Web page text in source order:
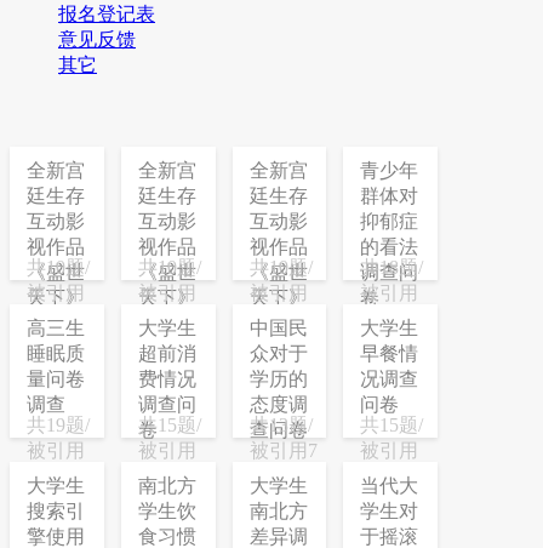
报名登记表
意见反馈
其它
全新宫
廷生存
互动影
视作品
《盛世
天下》
女帝篇
调研问
卷
共10题/
被引用
111次
全新宫
廷生存
互动影
视作品
《盛世
天下》
女帝篇
调研问
卷
共10题/
被引用
76次
全新宫
廷生存
互动影
视作品
《盛世
天下》
女帝篇
调研问
卷
共10题/
被引用
499次
青少年
群体对
抑郁症
的看法
调查问
卷
共18题/
被引用
635次
高三生
睡眠质
量问卷
调查
共19题/
被引用
77次
大学生
超前消
费情况
调查问
卷
共15题/
被引用
78次
中国民
众对于
学历的
态度调
查问卷
共13题/
被引用7
次
大学生
早餐情
况调查
问卷
共15题/
被引用
62次
大学生
搜索引
擎使用
南北方
学生饮
食习惯
大学生
南北方
差异调
当代大
学生对
于摇滚